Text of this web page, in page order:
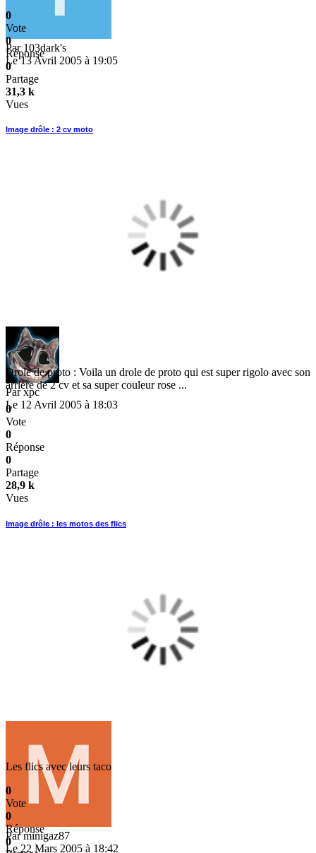
Par 103dark's
Le 13 Avril 2005 à 19:05
0
Vote
0
Réponse
0
Partage
31,3 k
Vues
Image drôle : 2 cv moto
Parxpc
Le 12 Avril 2005 à 18:03
Drole de proto : Voila un drole de proto qui est super rigolo avec son
arrière de 2 cv et sa super couleur rose ...
0
Vote
0
Réponse
0
Partage
28,9 k
Vues
Image drôle : les motos des flics
Parminigaz87
Le 22 Mars 2005 à 18:42
Les flics avec leurs taco
0
Vote
0
Réponse
0